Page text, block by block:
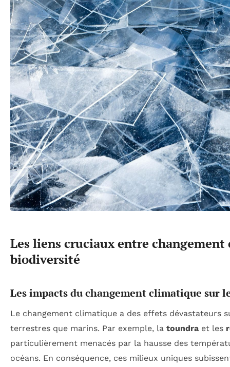
Les liens cruciaux entre
biodiversité
Les impacts du changement climatique sur
Le changement climatique a des effets dévastateurs
terrestres que marins. Par exemple, la toundra et les
particulièrement menacés par la hausse des
océans. En conséquence, ces milieux uniques